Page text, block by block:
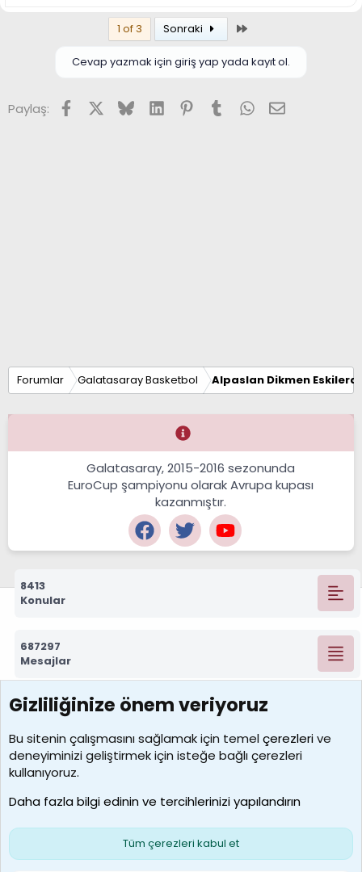
1 of 3 Sonraki
Cevap yazmak için giriş yap yada kayıt ol.
Paylaş: FacebookX (Twitter)
BlueskyLinkedInPinterest
TumblrWhatsApp
E-posta
Forumlar Galatasaray Basketbol Alpaslan Dikmen
Galatasaray, 2015-2016 sezonunda
EuroCup şampiyonu olarak Avrupa kupası
kazanmıştır.
8413
Konular
687297
Mesajlar
7390
Kullanıcılar
MosesBrownHayranı
Son üye
Çerezler
S
Gizliliğinize önem veriyoruz
Bu sitenin çalışmasını sağlamak için temelçerezlerive
deneyiminizi geliştirmek için isteğe bağlı çerezleri
kullanıyoruz.
Daha fazla bilgi edinin ve tercihlerinizi yapılandırın
Tüm çerezleri kabul et